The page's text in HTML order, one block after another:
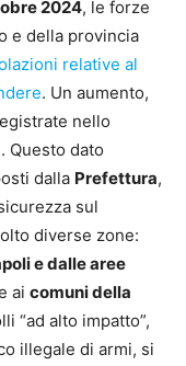
2024, le forze
e della provincia
relative al
. Un aumento,
nello
Questo dato
dalla Prefettura,
sul
diverse zone:
e dalle aree
ai comuni della
“ad alto impatto”,
illegale di armi, si